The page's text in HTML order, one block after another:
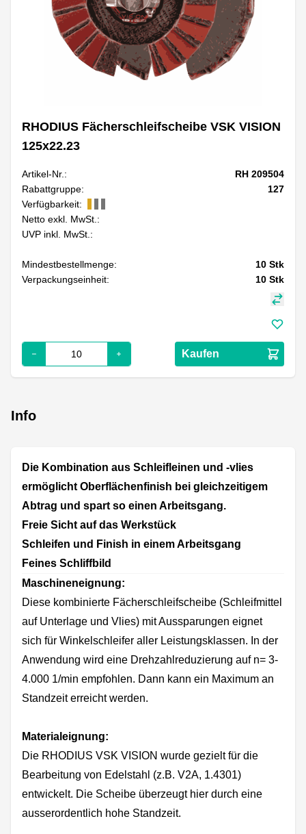
RHODIUS Fächerschleifscheibe VSK VISION
125x22.23
Artikel-Nr.:
RH 209504
Rabattgruppe:
127
Verfügbarkeit:
Netto exkl. MwSt.:
UVP inkl. MwSt.:
Mindestbestellmenge: 10 Stk
Verpackungseinheit:
10 Stk
Kaufen
Info
Die Kombination aus Schleifleinen und -vlies
ermöglicht Oberflächenfinish bei gleichzeitigem
Abtrag und spart so einen Arbeitsgang.
Freie Sicht auf das Werkstück
Schleifen und Finish in einem Arbeitsgang
Feines Schliffbild
Maschineneignung:
Diese kombinierte Fächerschleifscheibe (Schleifmittel
auf Unterlage und Vlies) mit Aussparungen eignet
sich für Winkelschleifer aller Leistungsklassen. In der
Anwendung wird eine Drehzahlreduzierung auf n= 3-
4.000 1/min empfohlen. Dann kann ein Maximum an
Standzeit erreicht werden.
Materialeignung:
Die RHODIUS VSK VISION wurde gezielt für die
Bearbeitung von Edelstahl (z.B. V2A, 1.4301)
entwickelt. Die Scheibe überzeugt hier durch eine
ausserordentlich hohe Standzeit.